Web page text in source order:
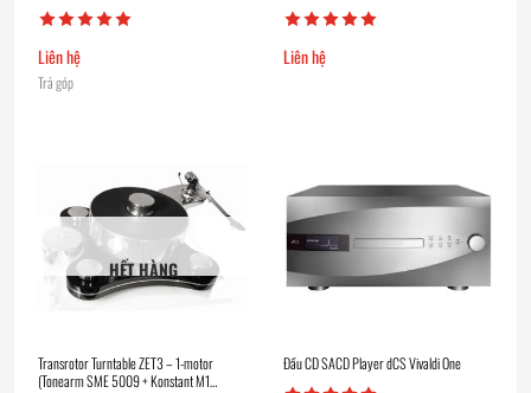
Liên hệ
Trả góp
Liên hệ
HẾT HÀNG
Transrotor Turntable ZET3 – 1-motor
(Tonearm SME 5009 + Konstant M1
Đầu CD SACD Player dCS Vivaldi One